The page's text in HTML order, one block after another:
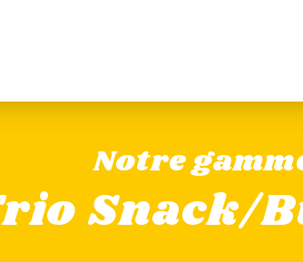
Notre
Snack/